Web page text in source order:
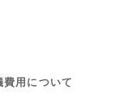
費用について